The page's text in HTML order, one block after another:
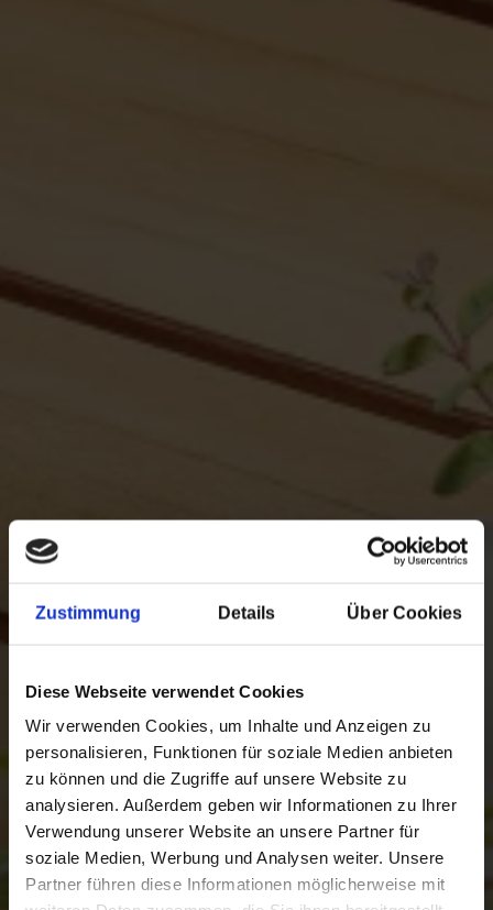
Zustimmung Details Über Cookies
Diese Webseite verwendet Cookies
Wir verwenden Cookies, um Inhalte und Anzeigen zu
personalisieren, Funktionen für soziale Medien anbieten
zu können und die Zugriffe auf unsere Website zu
analysieren. Außerdem geben wir Informationen zu Ihrer
Verwendung unserer Website an unsere Partner für
soziale Medien, Werbung und Analysen weiter. Unsere
Partner führen diese Informationen möglicherweise mit